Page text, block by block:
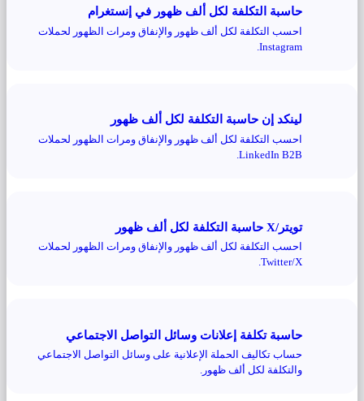
حاسبة التكلفة لكل ألف ظهور في إنستغرام
احسب التكلفة لكل ألف ظهور والإنفاق ومرات الظهور لحملات
Instagram.
لينكد إن حاسبة التكلفة لكل ألف ظهور
احسب التكلفة لكل ألف ظهور والإنفاق ومرات الظهور لحملات
LinkedIn B2B.
تويتر/X حاسبة التكلفة لكل ألف ظهور
احسب التكلفة لكل ألف ظهور والإنفاق ومرات الظهور لحملات
Twitter/X.
حاسبة تكلفة إعلانات وسائل التواصل الاجتماعي
حساب تكاليف الحملة الإعلانية على وسائل التواصل الاجتماعي
والتكلفة لكل ألف ظهور.